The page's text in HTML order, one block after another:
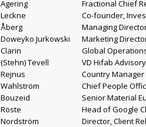
Agering
Fractional Chief
Leckne
Co-founder,
Åberg
Managing
Doweyko Jurkowski
Marketing
Clarin
Global
(Stehn) Tevell
VD Hifab Advisory
Rejnus
Country
Wahlström
Chief People
Bouzeid
Senior Material
Röste
Head of Google
Nordström
Director, Client